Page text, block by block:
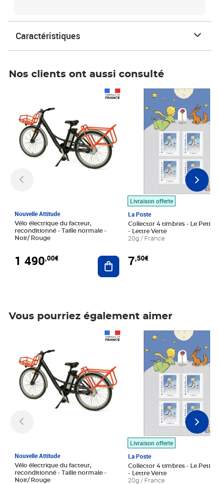
Caractéristiques
Nos clients ont aussi consulté
Nouvelle Attitude
Vélo électrique du facteur,
reconditionné - Taille normale -
Noir/ Rouge
1 490,00€ Ajouter au panier
Livraison offerte
La Poste
Collector 4 timbres - Le Petit
- Lettre Verte
20g / France
7,50€
Prix 7,50€
Vous pourriez également aimer
Nouvelle Attitude
Vélo électrique du facteur,
reconditionné - Taille normale -
Noir/ Rouge
Livraison offerte
La Poste
Collector 4 timbres - Le Petit
- Lettre Verte
20g / France
Prix 7,50€